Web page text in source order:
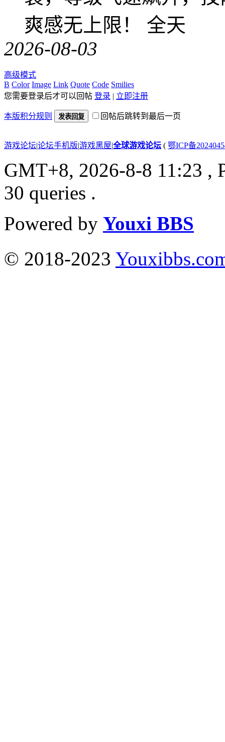
爽感无上限！ 全天
2026-08-03
高级模式
B Color Image Link Quote Code Smilies
您需要登录后才可以回帖 登录 | 立即注册
本版积分规则 发表回复 回帖后跳转到最后一页
游戏论坛|论坛手机版|游戏黑屋|全球游戏论坛 ( 鄂ICP备
GMT+8, 2026-8-8 11:23 ,
30 queries .
Powered by Youxi BBS
© 2018-2023